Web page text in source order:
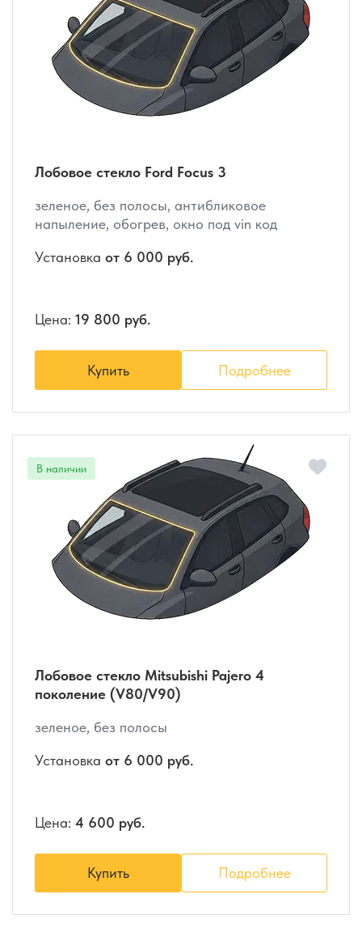
Лобовое стекло Ford Focus 3
зеленое, без полосы, антибликовое
напыление, обогрев, окно под vin код
Установка от 6 000 руб.
Цена: 19 800 руб.
Купить Подробнее
Лобовое стекло Mitsubishi Pajero 4
поколение (V80/V90)
зеленое, без полосы
Установка от 6 000 руб.
Цена: 4 600 руб.
Купить Подробнее